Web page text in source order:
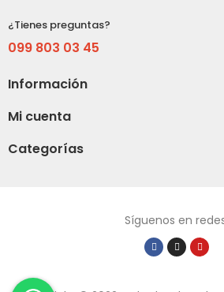
¿Tienes preguntas?
099 803 03 45
Información
Mi cuenta
Categorías
Síguenos en